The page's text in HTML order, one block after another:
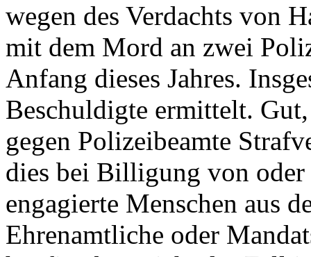
wegen des Verdachts von
mit dem Mord an zwei
Anfang dieses Jahres.
Beschuldigte ermittelt.
gegen Polizeibeamte
dies bei Billigung von
engagierte Menschen aus
Ehrenamtliche oder